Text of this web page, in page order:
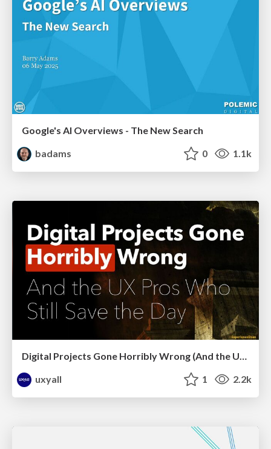
Google's AI Overviews - The New Search
badams
0 1.1k
Digital Projects Gone Horribly Wrong (And the UX Pros Who Still Save the Day) - Dean Schuster
uxyall
1 2.2k